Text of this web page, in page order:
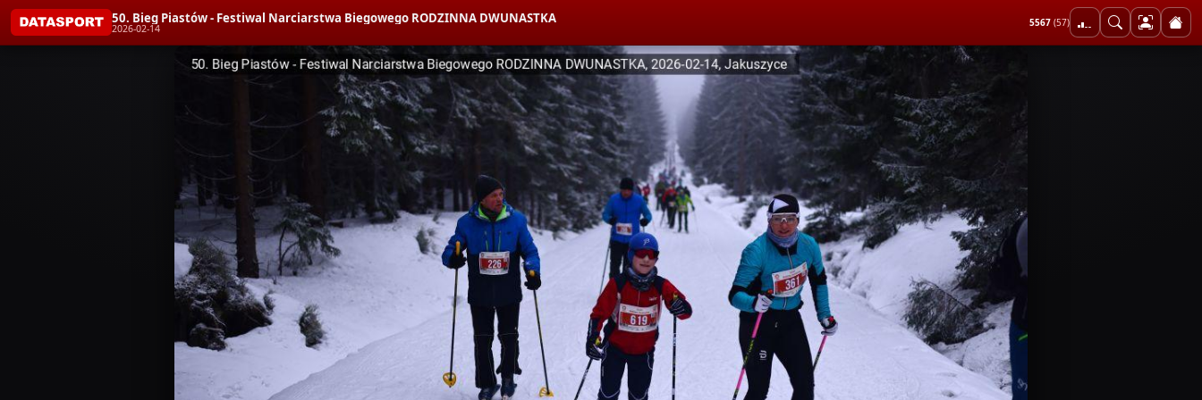
50. Bieg Piastów - Festiwal Narciarstwa Biegowego RODZINNA DWUNASTKA
2026-02-14 5567 (57)